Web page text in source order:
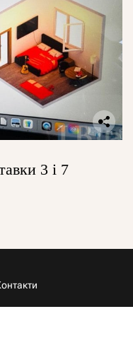
3 і 7